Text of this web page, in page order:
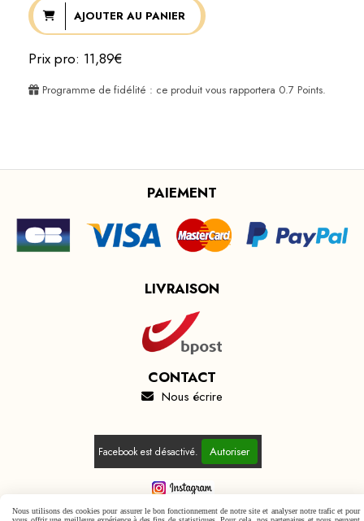
AJOUTER AU PANIER
Prix pro: 11,89€
Programme de fidélité : ce produit vous rapportera 0.7 Points.
PAIEMENT
LIVRAISON
CONTACT
 Nous écrire
Facebook est désactivé. Autoriser
Nous utilisons des cookies pour assurer le bon fonctionnement de notre site et analyser notre trafic et pour